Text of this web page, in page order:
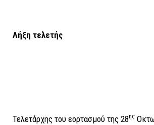
Λήξη τελετής
Τελετάρχης του εορτασμού της 28ης